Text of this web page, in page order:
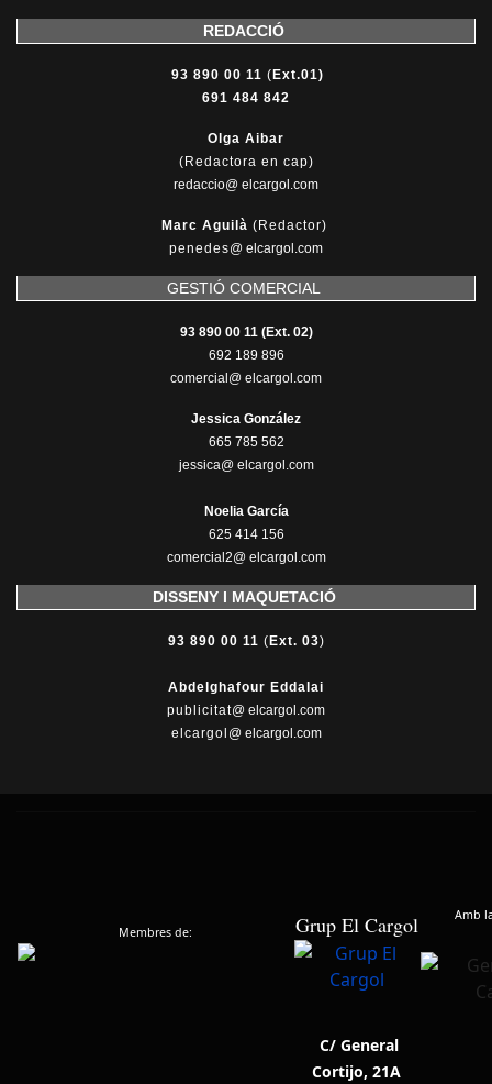
REDACCIÓ
93 890 00 11 ( Ext.01)
691 484 842
Olga Aibar
(Redactora en cap)
redaccio@ elcargol.com
Marc Aguilà (Redactor)
penedes@ elcargol.com
GESTIÓ COMERCIAL
93 890 00 11 (Ext. 02)
692 189 896
comercial@ elcargol.com
Jessica González
665 785 562
jessica@ elcargol.com
Noelia García
625 414 156
comercial2@ elcargol.com
DISSENY I MAQUETACIÓ
93 890 00 11 ( Ext. 03)
Abdelghafour Eddalai
publicitat@ elcargol.com
elcargol @ elcargol.com
Membres de: Grup El Cargol Amb
C/ General
Cortijo, 21A